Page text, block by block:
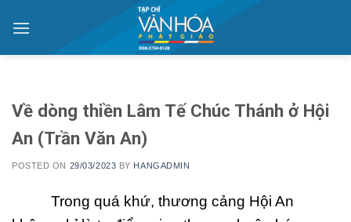
Về dòng thiền Lâm Tế Chúc Thánh ở Hội
An (Trần Văn An)
POSTED ON 29/03/2023 BY HANGADMIN
Trong quá khứ, thương cảng Hội An